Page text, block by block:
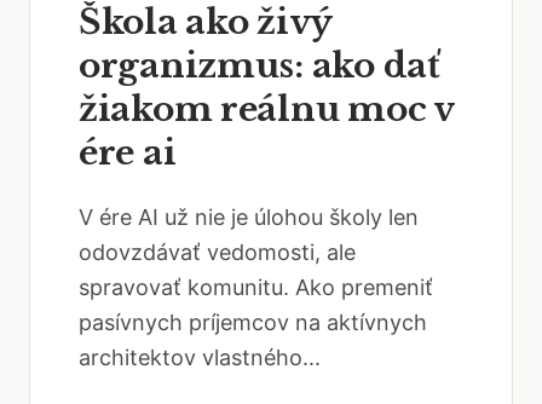
Škola ako živý
organizmus: ako dať
žiakom reálnu moc v
ére ai
V ére AI už nie je úlohou školy len
odovzdávať vedomosti, ale
spravovať komunitu. Ako premeniť
pasívnych príjemcov na aktívnych
architektov vlastného...